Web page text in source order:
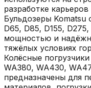
разработке
Бульдозеры Komatsu
D65, D85, D155,
мощностью и
тяжёлых условиях
Колёсные
WA380, WA430,
предназначены для